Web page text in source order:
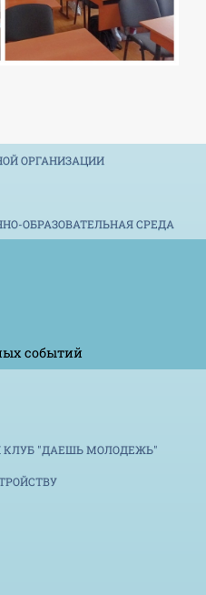
ОРГАНИЗАЦИИ
ОБРАЗОВАТЕЛЬНАЯ СРЕДА
событий
КЛУБ "ДАЕШЬ МОЛОДЕЖЬ"